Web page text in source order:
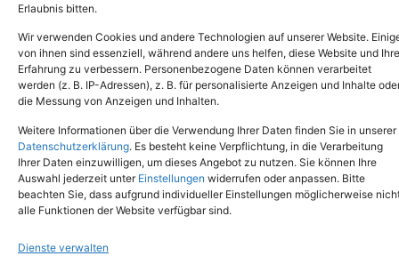
Erlaubnis bitten.
Wir verwenden Cookies und andere Technologien auf unserer Website.
von ihnen sind essenziell, während andere uns helfen, diese Website und Ihre
Erfahrung zu verbessern. Personenbezogene Daten können verarbeitet
werden (z. B. IP-Adressen), z. B. für personalisierte Anzeigen und Inhalte
die Messung von Anzeigen und Inhalten.
Weitere Informationen über die Verwendung Ihrer Daten finden Sie in unserer
Datenschutzerklärung. Es besteht keine Verpflichtung, in die Verarbeitung
Ihrer Daten einzuwilligen, um dieses Angebot zu nutzen. Sie können Ihre
Auswahl jederzeit unter Einstellungen widerrufen oder anpassen. Bitte
beachten Sie, dass aufgrund individueller Einstellungen möglicherweise
alle Funktionen der Website verfügbar sind.
Dienste verwalten
Copyright © 2024. Alle Rechte vorbehalten.
Tel.: (02651) - 77438info@tierheim-mayen.de
In der Pluns 1, 56727 Mayen